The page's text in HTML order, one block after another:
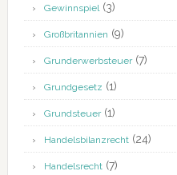
Gewinnspiel(3)
Großbritannien (9)
Grunderwerbsteuer(7)
Grundgesetz (1)
Grundsteuer(1)
Handelsbilanzrecht(24)
Handelsrecht(7)